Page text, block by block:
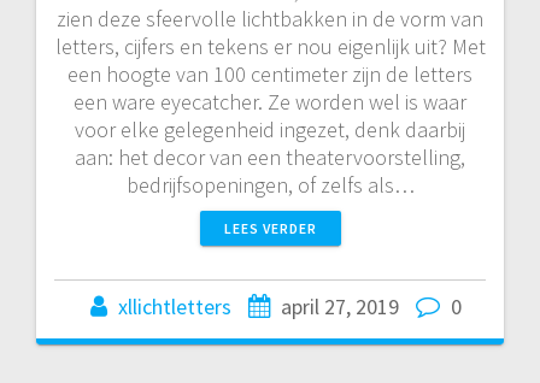
zien deze sfeervolle lichtbakken in de vorm van
letters, cijfers en tekens er nou eigenlijk uit? Met
een hoogte van 100 centimeter zijn de letters
een ware eyecatcher. Ze worden wel is waar
voor elke gelegenheid ingezet, denk daarbij
aan: het decor van een theatervoorstelling,
bedrijfsopeningen, of zelfs als…
LEES VERDER
xllichtletters april 27, 2019 0